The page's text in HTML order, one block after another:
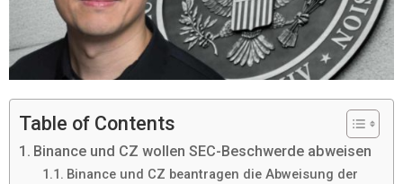
Table of Contents
Binance und CZ wollen SEC-Beschwerde abweisen
Binance und CZ beantragen die Abweisung der